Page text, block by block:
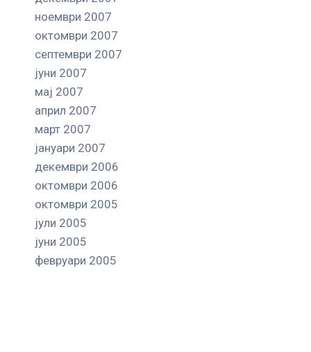
ноември 2007
октомври 2007
септември 2007
јуни 2007
мај 2007
април 2007
март 2007
јануари 2007
декември 2006
октомври 2006
октомври 2005
јули 2005
јуни 2005
февруари 2005